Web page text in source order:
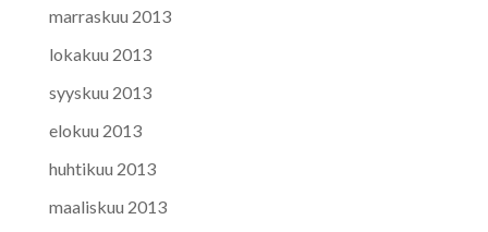
marraskuu 2013
lokakuu 2013
syyskuu 2013
elokuu 2013
huhtikuu 2013
maaliskuu 2013